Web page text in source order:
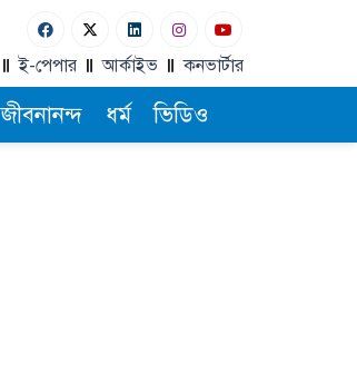
ই-পেপার আর্কাইভ কনভার্টার
জীবনানন্দ ধর্ম ভিডিও